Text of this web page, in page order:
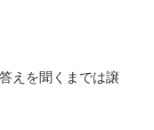
えを聞くまでは譲